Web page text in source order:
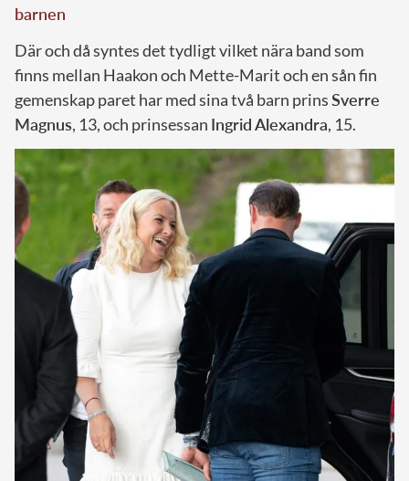
barnen
Där och då syntes det tydligt vilket nära band som
finns mellan Haakon och Mette-Marit och en sån fin
gemenskap paret har med sina två barn prinsSverre
Magnus, 13, och prinsessan Ingrid Alexandra, 15.